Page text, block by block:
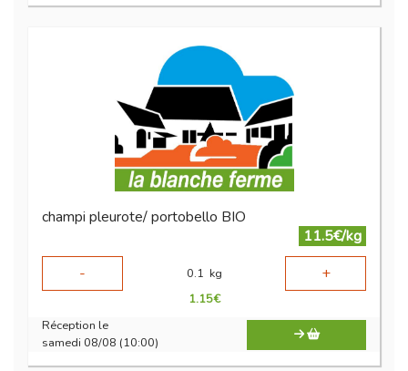
champi pleurote/ portobello BIO
11.5€/kg
-
0.1 kg +
1.15€
Réception le
samedi 08/08 (10:00)